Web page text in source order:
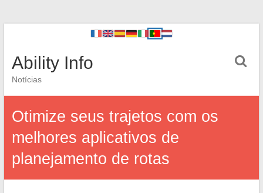
Ability Info
Notícias
Otimize seus trajetos com os
melhores aplicativos de
planejamento de rotas